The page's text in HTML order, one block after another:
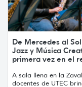
De Mercedes al
Jazz y Música
primera vez en el
A sala llena en la
docentes de UTEC